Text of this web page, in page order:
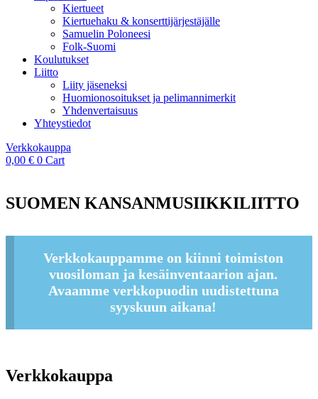
Kiertueet
Kiertuehaku & konserttijärjestäjälle
Samuelin Poloneesi
Folk-Suomi
Koulutukset
Liitto
Liity jäseneksi
Huomionosoitukset ja pelimannimerkit
Yhdenvertaisuus
Yhteystiedot
Verkkokauppa
0,00 € 0 Cart
SUOMEN KANSANMUSIIKKILIITTO
Verkkokauppamme on kiinni toimiston
vuosiloman ja kesäinventaarion ajan.
Avaamme verkkopuodin uudistettuna
syyskuun aikana!
Verkkokauppa